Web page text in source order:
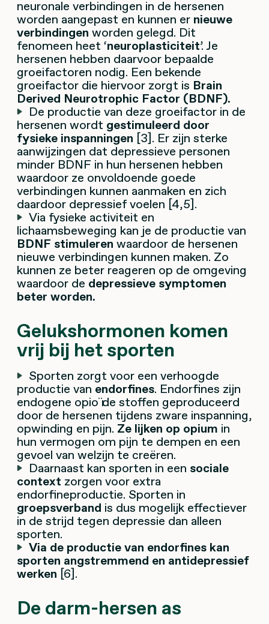
neuronale verbindingen in de hersenen
worden aangepast en kunnen er nieuwe
verbindingen worden gelegd. Dit
fenomeen heet ‘neuroplasticiteit’. Je
hersenen hebben daarvoor bepaalde
groeifactoren nodig. Een bekende
groeifactor die hiervoor zorgt is Brain
Derived Neurotrophic Factor (BDNF).
De productie van deze groeifactor in de
hersenen wordt gestimuleerd door
fysieke inspanningen [3]. Er zijn sterke
aanwijzingen dat depressieve personen
minder BDNF in hun hersenen hebben
waardoor ze onvoldoende goede
verbindingen kunnen aanmaken en zich
daardoor depressief voelen [4,5].
Via fysieke activiteit en
lichaamsbeweging kan je de productie van
BDNF stimulerenwaardoor de hersenen
nieuwe verbindingen kunnen maken. Zo
kunnen ze beter reageren op de omgeving
waardoor de depressieve symptomen
beter worden.
Gelukshormonen komen
vrij bij het sporten
Sporten zorgt voor een verhoogde
productie van endorfines. Endorfines zijn
endogene opioïde stoffen geproduceerd
door de hersenen tijdens zware inspanning,
opwinding en pijn. Ze lijken op opium in
hun vermogen om pijn te dempen en een
gevoel van welzijn te creëren.
Daarnaast kan sporten in een sociale
context zorgen voor extra
endorfineproductie. Sporten in
groepsverband is dus mogelijk effectiever
in de strijd tegen depressie dan alleen
sporten.
Via de productie van endorfines kan
sporten angstremmend en antidepressief
werken [6].
De darm-hersen as